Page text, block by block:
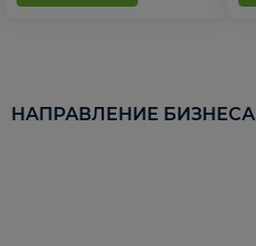
НАПРАВЛЕНИЕ БИЗНЕСА